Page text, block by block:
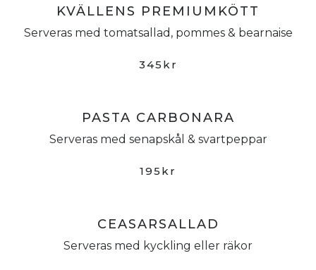
KVÄLLENS PREMIUMKÖTT
Serveras med tomatsallad, pommes & bearnaise
345kr
PASTA CARBONARA
Serveras med senapskål & svartpeppar
195kr
CEASARSALLAD
Serveras med kyckling eller räkor